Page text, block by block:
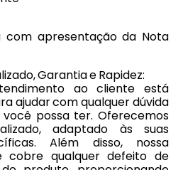
com apresentação da Nota
Garantia e Rapidez:
ao cliente está
ajudar com qualquer dúvida
possa ter. Oferecemos
adaptado às suas
Além disso, nossa
cobre qualquer defeito de